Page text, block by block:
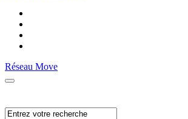
Réseau Move